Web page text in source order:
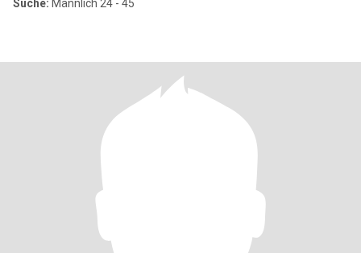
Suche: Männlich 24 - 45